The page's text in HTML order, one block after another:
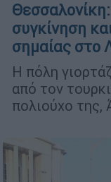
συγκίνηση
σημαίας στο
Η πόλη
από τον
πολιούχο της,